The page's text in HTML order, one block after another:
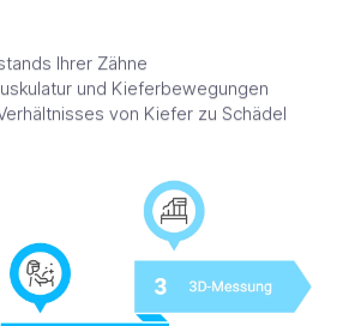
Ihrer Zähne
und Kieferbewegungen
von Kiefer zu Schädel